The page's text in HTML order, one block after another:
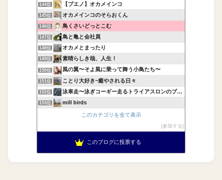
144位 【ブエノ】オカメインコ
145位 オカメインコのそらおくん
146位 鳥くさいどっとこむ
147位 鳥と亀と会社員
148位 オカメとまったり
149位 素晴らしき哉、人生！
150位 風の翼〜そよ風に乗って舞う小鳥たち〜
151位 ことり大好き~癒やされる日々
152位 泳車走〜泳ぎコーギー走るトライアスロンのブログ〜
153位 mill birds
このカテゴリを全て表示
参加する
このブログに投票する